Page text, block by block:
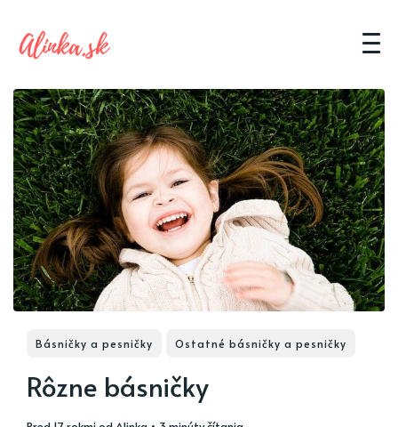
Básničky a pesničky Ostatné básničky a pesničky
Rôzne básničky